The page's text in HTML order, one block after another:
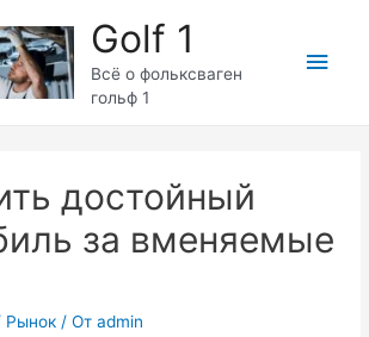
Golf 1
Всё о фольксваген
гольф 1
достойный
за вменяемые
Рынок / От admin